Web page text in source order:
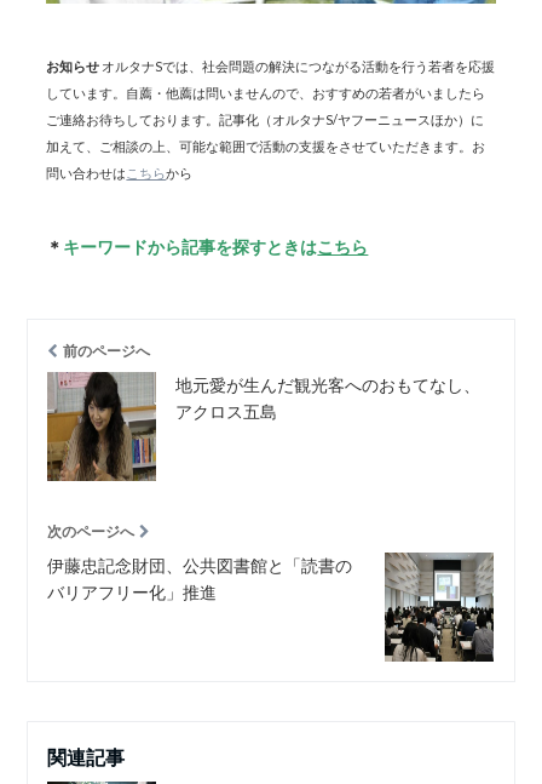
お知らせ オルタナSでは、社会問題の解決につながる活動を行う若者を応援
しています。自薦・他薦は問いませんので、おすすめの若者がいましたら
ご連絡お待ちしております。記事化（オルタナS/ヤフーニュースほか）に
加えて、ご相談の上、可能な範囲で活動の支援をさせていただきます。お
問い合わせは こちらから
＊ キーワードから記事を探すときはこちら
前のページへ
地元愛が生んだ観光客へのおもてなし、
アクロス五島
次のページへ
伊藤忠記念財団、公共図書館と「読書の
バリアフリー化」推進
関連記事